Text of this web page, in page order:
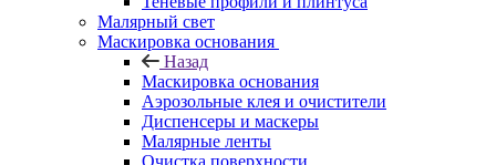
Малярный свет
Маскировка основания
Назад
Маскировка основания
Аэрозольные клея и очистители
Диспенсеры и маскеры
Малярные ленты
Очистка поверхности